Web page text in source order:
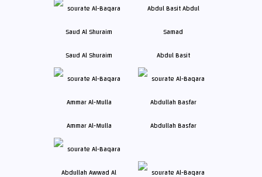
Saud Al Shuraim Abdul Basit
Ammar Al-Mulla Abdullah Basfar